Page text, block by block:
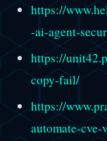
https://
-ai-agent-
https://
copy-fail/
https://
automate-